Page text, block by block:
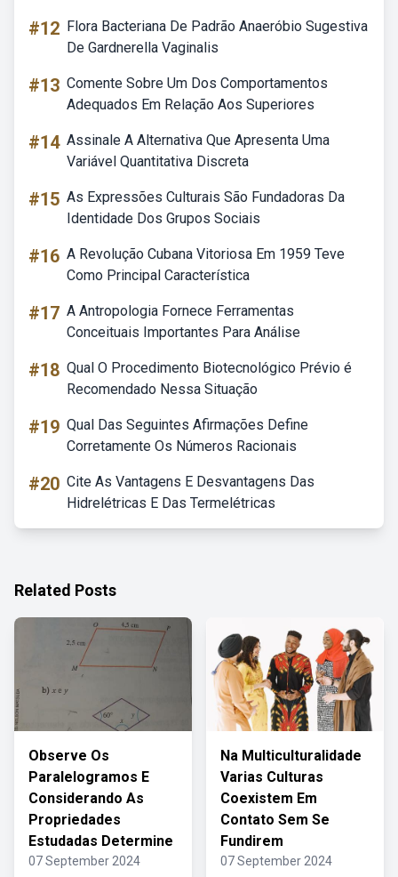
#12 Flora Bacteriana De Padrão Anaeróbio Sugestiva
De Gardnerella Vaginalis
#13 Comente Sobre Um Dos Comportamentos
Adequados Em Relação Aos Superiores
#14 Assinale A Alternativa Que Apresenta Uma
Variável Quantitativa Discreta
#15 As Expressões Culturais São Fundadoras Da
Identidade Dos Grupos Sociais
#16 A Revolução Cubana Vitoriosa Em 1959 Teve
Como Principal Característica
#17 A Antropologia Fornece Ferramentas
Conceituais Importantes Para Análise
#18 Qual O Procedimento Biotecnológico Prévio é
Recomendado Nessa Situação
#19 Qual Das Seguintes Afirmações Define
Corretamente Os Números Racionais
#20 Cite As Vantagens E Desvantagens Das
Hidrelétricas E Das Termelétricas
Related Posts
Observe Os
Paralelogramos E
Considerando As
Propriedades
Estudadas Determine
07 September 2024
Na Multiculturalidade
Varias Culturas
Coexistem Em
Contato Sem Se
Fundirem
07 September 2024